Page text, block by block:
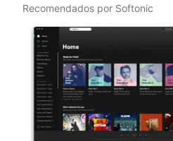
Recomendados por Softonic